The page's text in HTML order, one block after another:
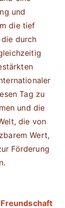
und
die tief
durch
Tag zu
und die
die von
Wert,
Förderung